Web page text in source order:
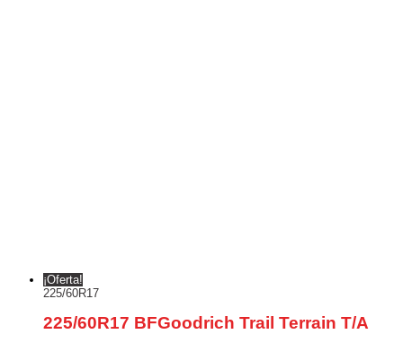
¡Oferta!
225/60R17
225/60R17 BFGoodrich Trail Terrain T/A